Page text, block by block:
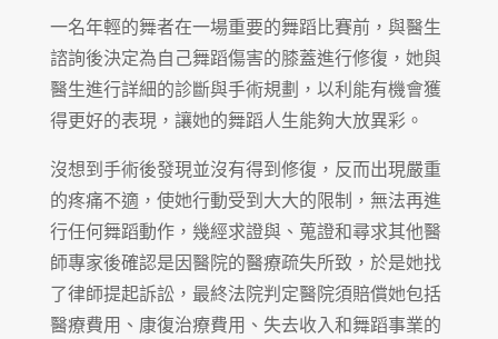
一名年輕的舞者在一場重要的舞蹈比賽前，與醫生
諮詢後決定為自己舞蹈傷害的膝蓋進行修復，她與
醫生進行詳細的診斷與手術規劃，以利能有機會獲
得更好的表現，讓她的舞蹈人生能夠大放異彩。
沒想到手術後發現並沒有得到修復，反而出現嚴重
的疼痛不適，使她行動受到大大的限制，無法再進
行任何舞蹈動作，幾經求證與、蒐證和尋求其他醫
師專家後確認是因醫院的醫療疏失所致，於是她找
了律師提起訴訟，最終法院判定醫院須賠償她包括
醫療費用、康復治療費用、失去收入和舞蹈事業的